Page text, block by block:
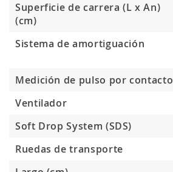
Superficie de carrera (L x An)
(cm)
Sistema de amortiguación
Medición de pulso por contacto
Ventilador
Soft Drop System (SDS)
Ruedas de transporte